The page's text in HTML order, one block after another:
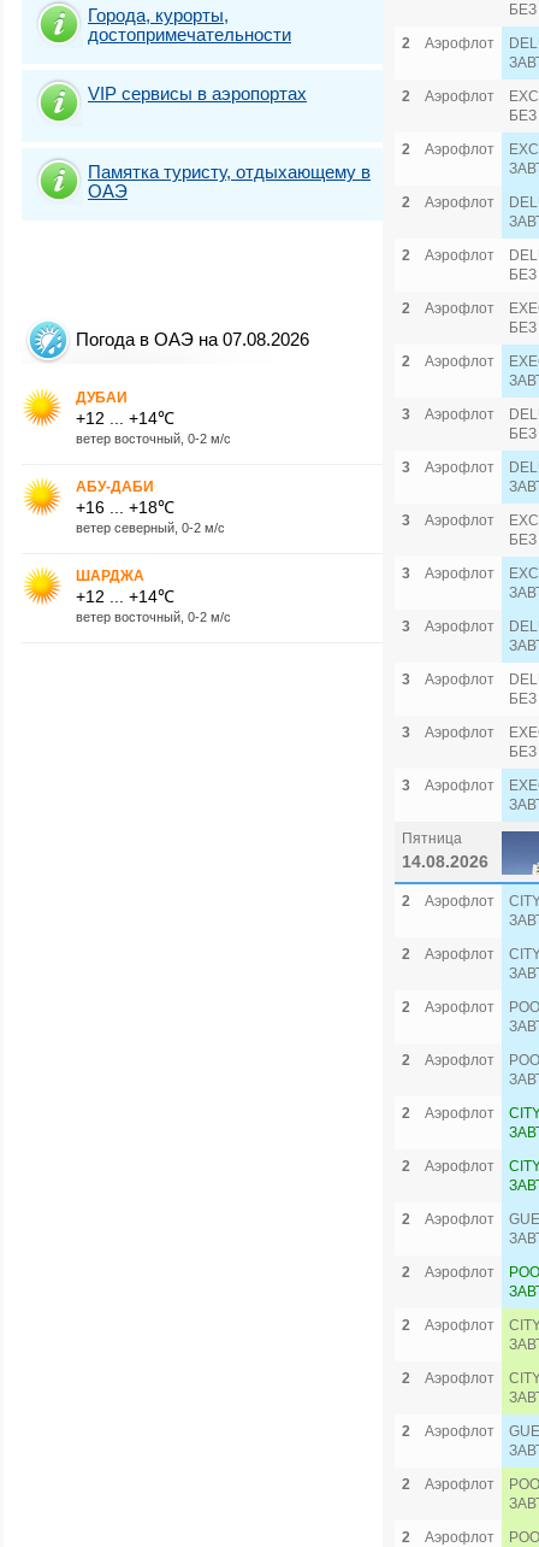
Города, курорты,
достопримечательности
VIP сервисы в аэропортах
Памятка туристу, отдыхающему в
ОАЭ
Погода в ОАЭ на 07.08.2026
ДУБАИ
+12 ... +14℃
ветер восточный, 0-2 м/с
АБУ-ДАБИ
+16 ... +18℃
ветер северный, 0-2 м/с
ШАРДЖА
+12 ... +14℃
ветер восточный, 0-2 м/с
2
Аэрофлот
2
Аэрофлот
2
Аэрофлот
2
Аэрофлот
2
Аэрофлот
2
Аэрофлот
2
Аэрофлот
3
Аэрофлот
3
Аэрофлот
3
Аэрофлот
3
Аэрофлот
3
Аэрофлот
3
Аэрофлот
3
Аэрофлот
3
Аэрофлот
Пятница
14.08.2026
2 Аэрофлот
2
Аэрофлот
2
Аэрофлот
2
Аэрофлот
2
Аэрофлот
2
Аэрофлот
2
Аэрофлот
2
Аэрофлот
2
Аэрофлот
2
Аэрофлот
2
Аэрофлот
2
Аэрофлот
2
Аэрофлот